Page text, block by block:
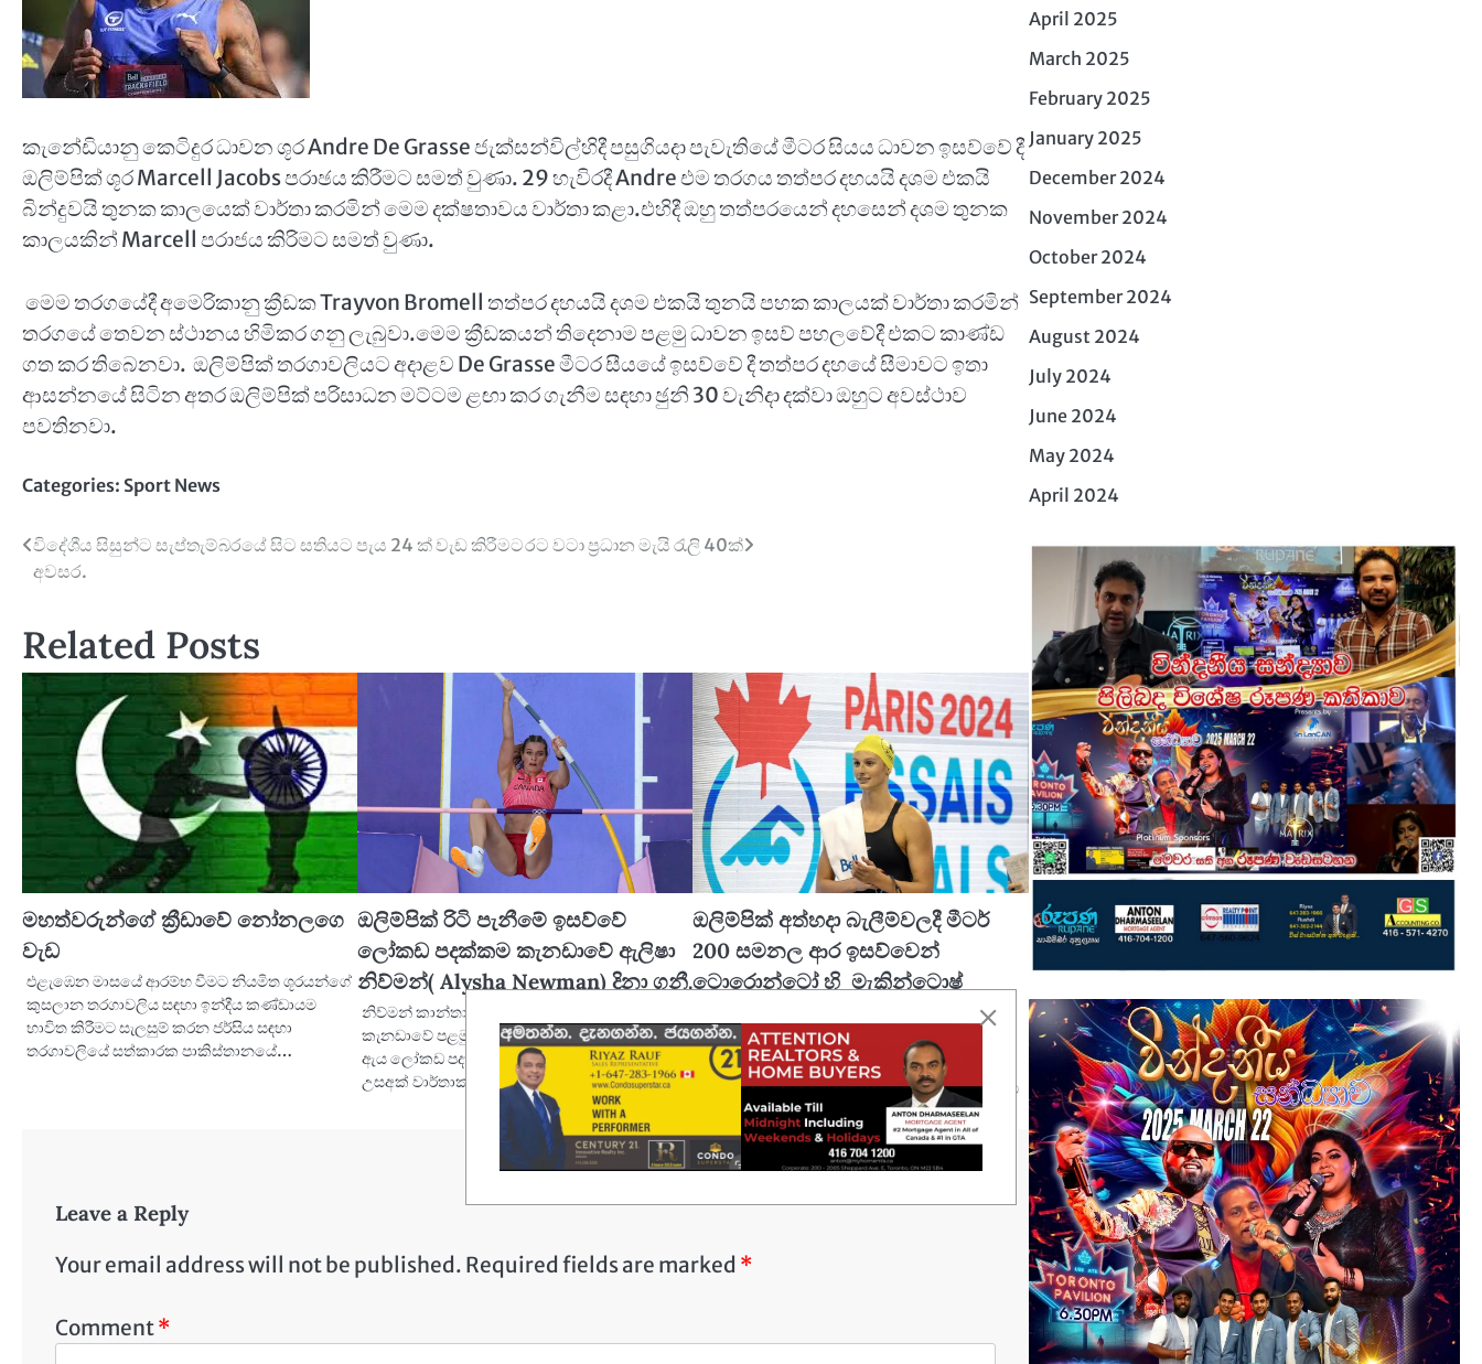
කැනේඩියානු කෙටිදුර ධාවන ශූර Andre De Grasse ජැක්සන්විල්හිදී පසුගියදා පැවැතියේ මීටර සියය ධාවන ඉසව්වේ දී
ඔලිම්පික් ශූර Marcell Jacobs පරාඡය කිරීමට සමත් වුණා. 29 හැවිරදී Andre එම තරගය තත්පර දහයයි දශම එකයි
බින්දුවයි තුනක කාලයෙක් වාර්තා කරමින් මෙම දක්ෂතාවය වාර්තා කළා.එහිදී ඔහු තත්පරයෙන් දහසෙන් දශම තුනක
කාලයකින් Marcell පරාජය කිරිමට සමත් වුණා.
මෙම තරගයේදී අමෙරිකානු ක්‍රීඩක Trayvon Bromell තත්පර දහයයි දශම එකයි තුනයි පහක කාලයක් වාර්තා කරමින්
තරගයේ තෙවන ස්ථානය හිමිකර ගනු ලැබුවා.මෙම ක්‍රීඩකයන් තිදෙනාම පළමු ධාවන ඉසව් පහලවේදී එකට කාණ්ඩ
ගත කර තිබෙනවා. ඔලිම්පික් තරගාවලියට අදාළව De Grasse මීටර සීයයේ ඉසව්වේ දී තත්පර දහයේ සීමාවට ඉතා
ආසන්නයේ සිටින අතර ඔලිම්පික් පරිසාධන මට්ටම ළඟා කර ගැනීම සඳහා ඡුනි 30 වැනිදා දක්වා ඔහුට අවස්ථාව
පවතිනවා.
Categories: Sport News
Post
navigation
විදේශීය සිසුන්ට සැප්තැම්බරයේ සිට සතියට පැය 24 ක් වැඩ කිරීමට
අවසර.
රට වටා ප්‍රධාන මැයි රැලි 40ක්
Related Posts
මහත්වරුන්ගේ ක්‍රීඩාවේ නෝනලගෙ
වැඩ
එළැඹෙන මාසයේ ආරම්භ වීමට නියමිත ශූරයන්ගේ
කුසලාන තරගාවලිය සඳහා ඉන්දීය කණ්ඩායම
භාවිත කිරීමට සැලසුම් කරන ජර්සිය සඳහා
තරගාවලියේ සත්කාරක පාකිස්තානයේ…
ඔලිම්පික් රිටි පැනීමේ ඉසව්වේ
ලෝකඩ පදක්කම කැනඩාවේ ඇලිෂා
නිව්මන්( Alysha Newman) දිනා ගනී.
නිව්මන් කාන්තා රිටි පැනීමේ ඉසව්වෙන්
කැනඩාවේ පළමු ඔලිම්පික් පදක්කම දිනාගත් අතර
ඇය ලෝකඩ පදක්කමට හිමිකම් කීවේ මීටර් 4.85
උසඅක් වාර්තාකරමිනි.…
ඔලිම්පික් අත්හදා බැලීම්වලදී මීටර්
200 සමනල ආර ඉසව්වෙන්
ටොරොන්ටෝ හි මැකින්ටොෂ්
Summer McIntosh පැරිස් ඔලිම්පික්
තරඟාවලියට සඳහා සුදුසුකම් ලබා ගත් අතර එය
වසර තුනකට පමණ පෙර ඇයගේ අවසන් තරඟයට
වඩා වෙනස්…
Leave a Reply
Your email address will not be published. Required fields are marked *
Comment*
April 2025
March 2025
February 2025
January 2025
December 2024
November 2024
October 2024
September 2024
August 2024
July 2024
June 2024
May 2024
April 2024